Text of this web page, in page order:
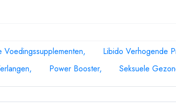
Voedingssupplementen Libido Verhogende
Power Booster Seksuele